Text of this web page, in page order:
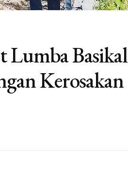
Lumba Basikal
Kerosakan